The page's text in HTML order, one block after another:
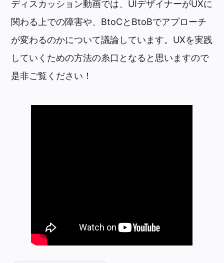
ディスカッション動画では、UIデザイナーがUXに
関わる上での障害や、BtoCとBtoBでアプローチ
が変わるのかについて議論しています。UXを実践
していくための方法の糸口となると思いますので
是非ご覧ください！